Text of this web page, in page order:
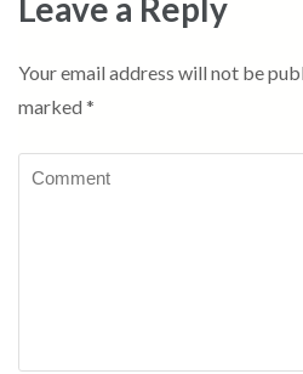
Leave a Reply
Your email address will not be
marked *